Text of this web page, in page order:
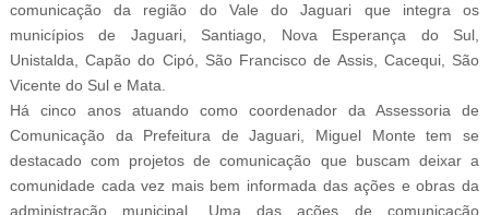
comunicação da região do Vale do Jaguari que integra os
municípios de Jaguari, Santiago, Nova Esperança do Sul,
Unistalda, Capão do Cipó, São Francisco de Assis, Cacequi, São
Vicente do Sul e Mata.
Há cinco anos atuando como coordenador da Assessoria de
Comunicação da Prefeitura de Jaguari, Miguel Monte tem se
destacado com projetos de comunicação que buscam deixar a
comunidade cada vez mais bem informada das ações e obras da
administração municipal. Uma das ações de comunicação